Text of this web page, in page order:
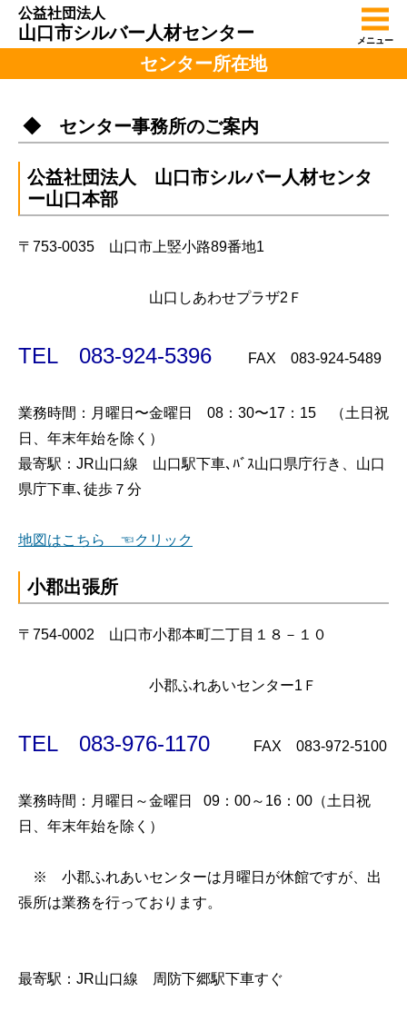
公益社団法人
山口市シルバー人材センター メニュー
センター所在地
◆ センター事務所のご案内
公益社団法人 山口市シルバー人材センタ
ー山口本部
〒753-0035 山口市上竪小路89番地1
山口しあわせプラザ2Ｆ
TEL 083-924-5396 FAX 083-924-5489
業務時間：月曜日〜金曜日 08：30〜17： 15 （土日祝
日、年末年始を除く）
最寄駅：JR山口線 山口駅下車､ﾊﾞｽ山口県庁行き、山口
県庁下車､徒歩７分
地図はこちら ☜クリック
小郡出張所
〒754-0002 山口市小郡本町二丁目１８－１０
小郡ふれあいセンター1Ｆ
TEL 083-976-1170 FAX 083-972-5100
業務時間：月曜日～金曜日 09：00～16：00（土日祝
日、年末年始を除く）
※ 小郡ふれあいセンターは月曜日が休館ですが、出
張所は業務を行っております。
最寄駅：JR山口線 周防下郷駅下車すぐ